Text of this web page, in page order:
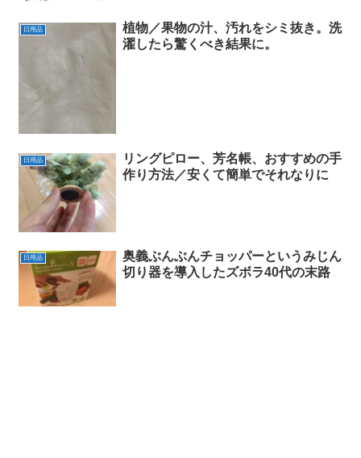
日用品
植物／果物の汁、汚れをシミ抜き。洗
濯したら驚くべき結果に。
日用品
リングピロー、芳名帳、おすすめの手
作り方法／安くて簡単でそれなりに
日用品
奥義ぶんぶんチョッパーというみじん
切り器を導入したズボラ40代の末路